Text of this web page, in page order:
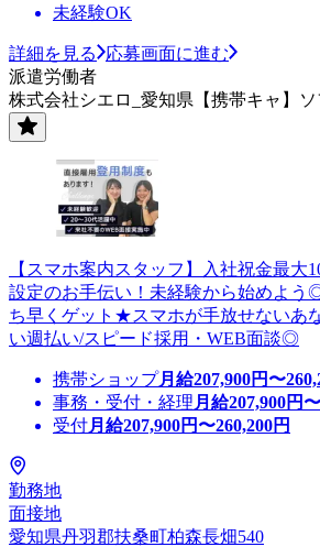
未経験OK
詳細を見る
応募画面に進む
派遣労働者
株式会社シエロ_愛知県【携帯キャ】
【スマホ案内スタッフ】入社祝金最
設定のお手伝い！未経験から始めよう
ち早くゲット★スマホが手放せないあ
い週払い/スピード採用・WEB面談◎
携帯ショップ月給207,900円〜
事務・受付・経理 月給207,900円〜
受付月給207,900円〜260,200円
勤務地
面接地
愛知県丹羽郡扶桑町柏森長畑540